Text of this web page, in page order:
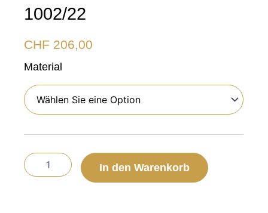
1002/22
CHF 206,00
Material
Anhänger
"Ivy"
Sonnenstein
Grösse
Art.
Menge
In den Warenkorb